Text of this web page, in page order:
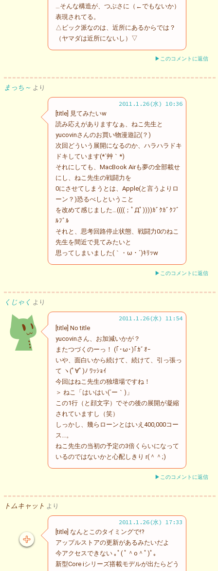
…そんな構造が、つぶさに（←でもないか）
表現されてる。
△ビック派なのは、近所にあるからでは？
（ヤマダは近所にないし）▽
▶このコメントに返信
まっち～ より
2011.1.26(水) 10:36
[title] 見てみたいw
読み応えがありますなぁ、ねこ先生と
yucovinさんのお買い物漫遊記(？)
次回どういう展開になるのか、ハラハラドキ
ドキしています(*´艸｀*)
それにしても、MacBook Airも夢の全部載せ
にし、ねこ先生の戦闘力を
0にさせてしまうとは、Apple(と言うよりロ
ーン？)恐るべしということ
を改めて感じました…((((；ﾟДﾟ))))ｶﾞｸｶﾞｸﾌﾞ
ﾙﾌﾞﾙ
それと、思考回路停止状態、戦闘力0のねこ
先生を間近で見てみたいと
思ってしまいました(｀・ω・´)ｷﾘｯw
▶このコメントに返信
くじゃく より
2011.1.26(水) 11:54
[title] No title
yucovinさん、お加減いかが？
またつづくのーっ！ (｢･ω･)｢ｶﾞｵｰ
いや、面白いから続けて、続けて、引っ張っ
て ヽ(ﾟ∀ﾟ)ﾉ ﾜｯｼｮｲ
今回はねこ先生の独壇場ですね！
＞ ねこ「はいはい(´ー｀)」
この1行（と顔文字）でその後の展開が凝縮
されていますし（笑）
しっかし、幾らローンとはいえ400,000コー
ス…。
ねこ先生の当初の予定の3倍くらいになって
いるのではないかと心配しきり r(＾＾;)
▶このコメントに返信
トムキャット より
2011.1.26(水) 17:33
[title] なんとこのタイミングで!?
アップルストアの更新があるみたいだよ
今アクセスできない ｡ﾟ( ﾟ＾o＾ﾟ)ﾟ｡
新型Core iシリーズ搭載モデルが出たらどう